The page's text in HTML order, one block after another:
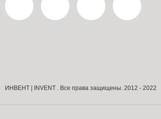
ИНВЕНТ | INVENT . Все права защищены. 2012 - 2022